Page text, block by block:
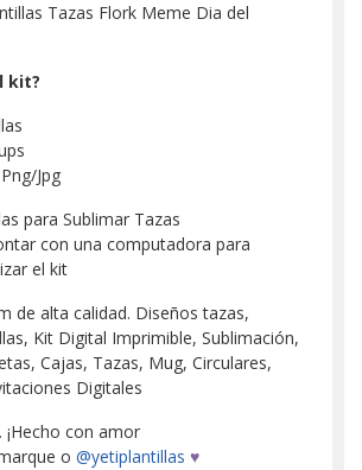
Tazas Flork Meme Dia del
kit?
Jpg
para Sublimar Tazas
con una computadora para
el kit
de alta calidad. Diseños tazas,
Kit Digital Imprimible, Sublimación,
Cajas, Tazas, Mug, Circulares,
Digitales
¡Hecho con amor
o @yetiplantillas ♥